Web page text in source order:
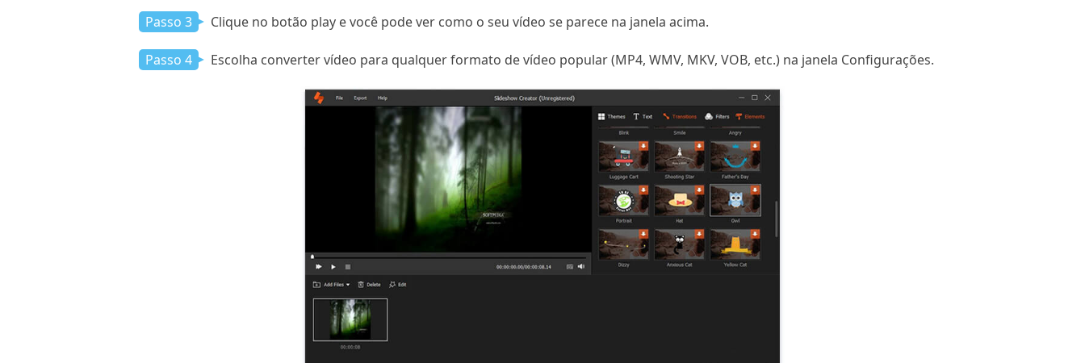
Passo 3 Clique no botão play e você pode ver como o seu vídeo se parece na janela acima.
Passo 4 Escolha converter vídeo para qualquer formato de vídeo popular (MP4, WMV, MKV, VOB, etc.) na janela Configurações.